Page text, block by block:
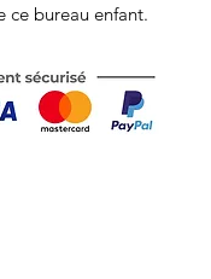
ce bureau enfant.